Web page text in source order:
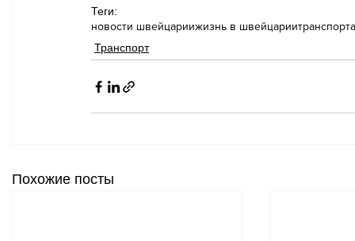
Теги:
новости швейцариижизнь в швейцариитранспорт
Транспорт
Похожие посты